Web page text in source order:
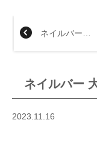
ネイルバー
2023.11.16